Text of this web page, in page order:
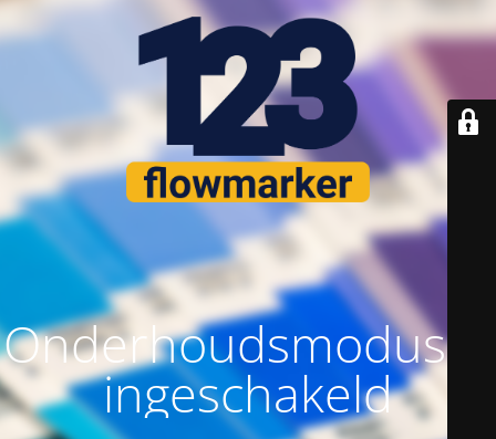
Onderhoudsmodus is
ingeschakeld